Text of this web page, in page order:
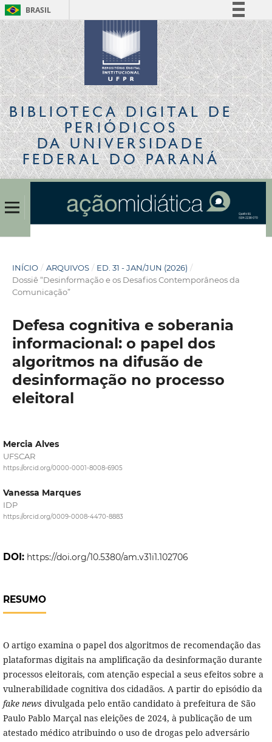
BRASIL
Simplifique!
Comunica BR
Participe
Acesso à informação
Legislação
Canais
BIBLIOTECA DIGITALDE
PERIÓDICOS
DA UNIVERSIDADE
FEDERAL DO PARANÁ
INÍCIO / ARQUIVOS / ED. 31 - JAN/JUN (2026) /
Dossiê “Desinformação e os Desafios Contemporâneos da
Comunicação”
Defesa cognitiva e soberania
informacional: o papel dos
algoritmos na difusão de
desinformação no processo
eleitoral
Mercia Alves
UFSCAR
https://orcid.org/0000-0001-8008-6905
Vanessa Marques
IDP
https://orcid.org/0009-0008-4470-8883
DOI: https://doi.org/10.5380/am.v31i1.102706
RESUMO
O artigo examina o papel dos algoritmos de recomendação das
plataformas digitais na amplificação da desinformação durante
processos eleitorais, com atenção especial a seus efeitos sobre a
vulnerabilidade cognitiva dos cidadãos. A partir do episódio da
fake news divulgada pelo então candidato à prefeitura de São
Paulo Pablo Marçal nas eleições de 2024, à publicação de um
atestado médico atribuindo o uso de drogas pelo adversário